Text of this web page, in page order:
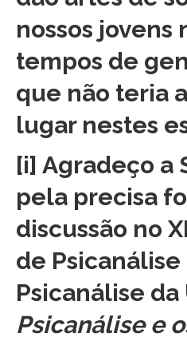
nossos jovens
tempos de
que não teria
lugar nestes
[i] Agradeço a
pela precisa
discussão no
de
Psicanálise da
Psicanálise e